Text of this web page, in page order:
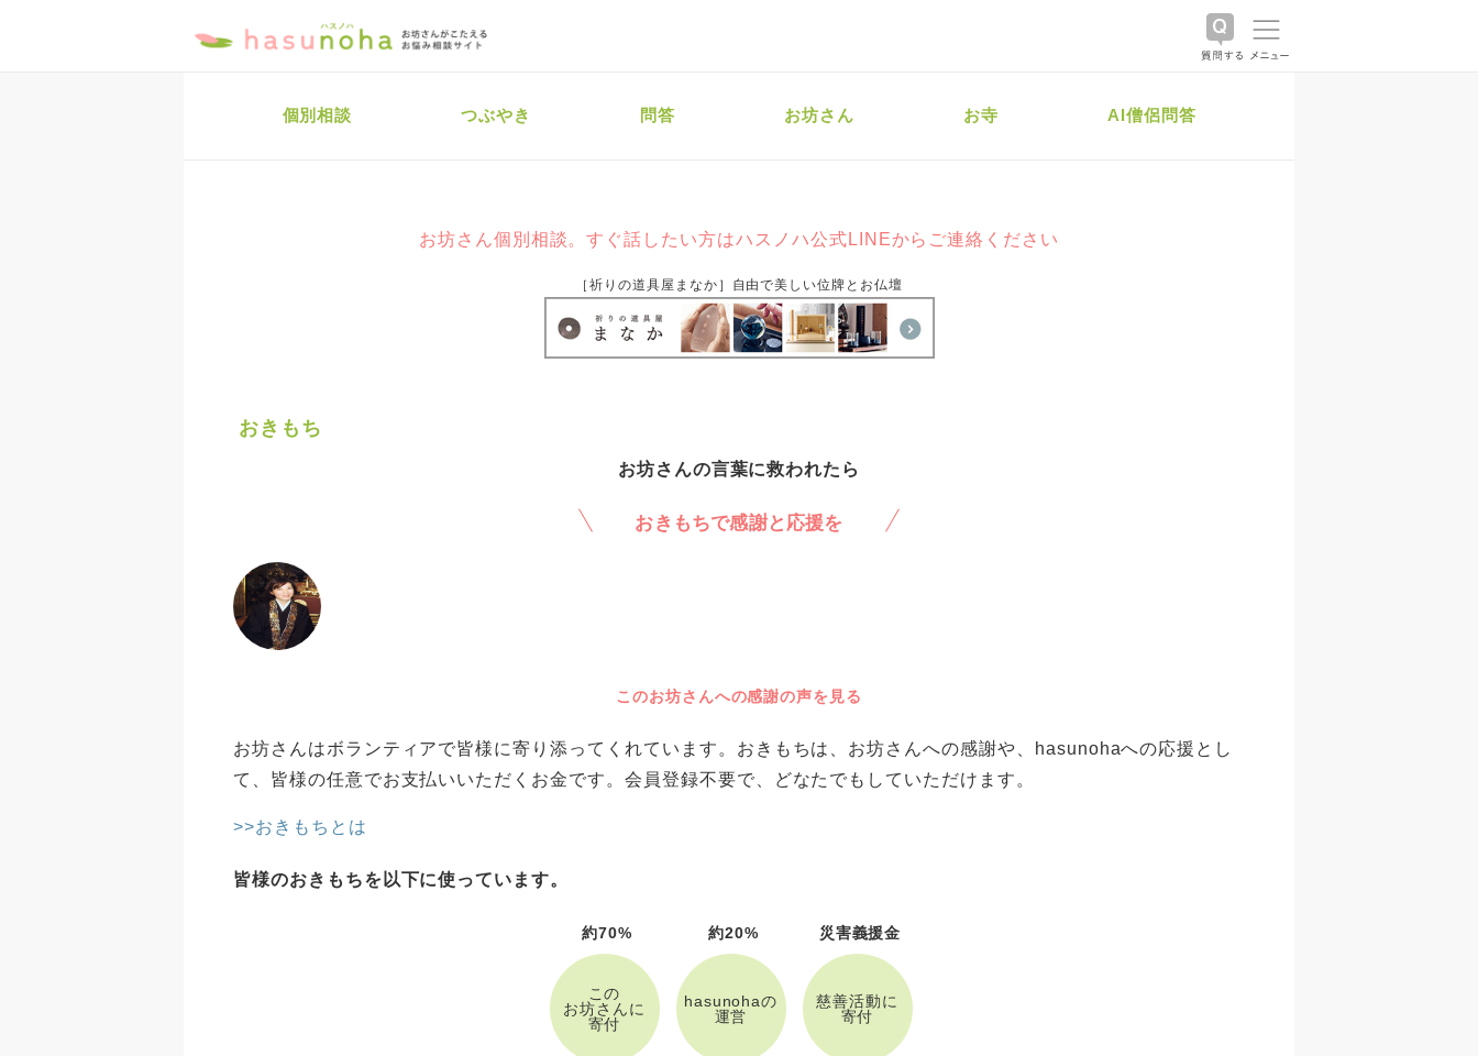
個別相談 つぶやき 問答 お坊さん お寺 AI僧侶問答
お坊さん個別相談。すぐ話したい方はハスノハ公式LINEからご連絡ください
［祈りの道具屋まなか］自由で美しい位牌とお仏壇
おきもち
お坊さんの言葉に救われたら
おきもちで感謝と応援を
このお坊さんへの感謝の声を見る
お坊さんはボランティアで皆様に寄り添ってくれています。おきもちは、お坊さんへの感謝や、hasunohaへの応援とし
て、皆様の任意でお支払いいただくお金です。会員登録不要で、どなたでもしていただけます。
>>おきもちとは
皆様のおきもちを以下に使っています。
約70%
この
お坊さんに
寄付
約20%
hasunohaの
運営
災害義援金
慈善活動に
寄付